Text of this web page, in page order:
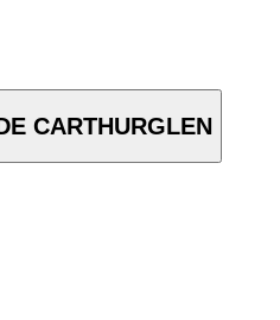
CARTHURGLEN